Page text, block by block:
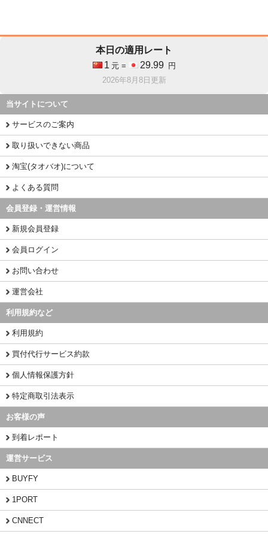
本日の適用レート
1 元 = 29.99
円
2026年8月8日更新
当サイトについて
サービスのご案内
取り扱いできない商品
淘宝(タオバオ)について
よくある質問
会員登録・運営情報
新規会員登録
会員ログイン
お問い合わせ
運営会社
利用規約など
利用規約
買付代行サービス約款
個人情報保護方針
特定商取引法表示
お客様の声
到着レポート
運営サービス
BUYFY
1PORT
CNNECT